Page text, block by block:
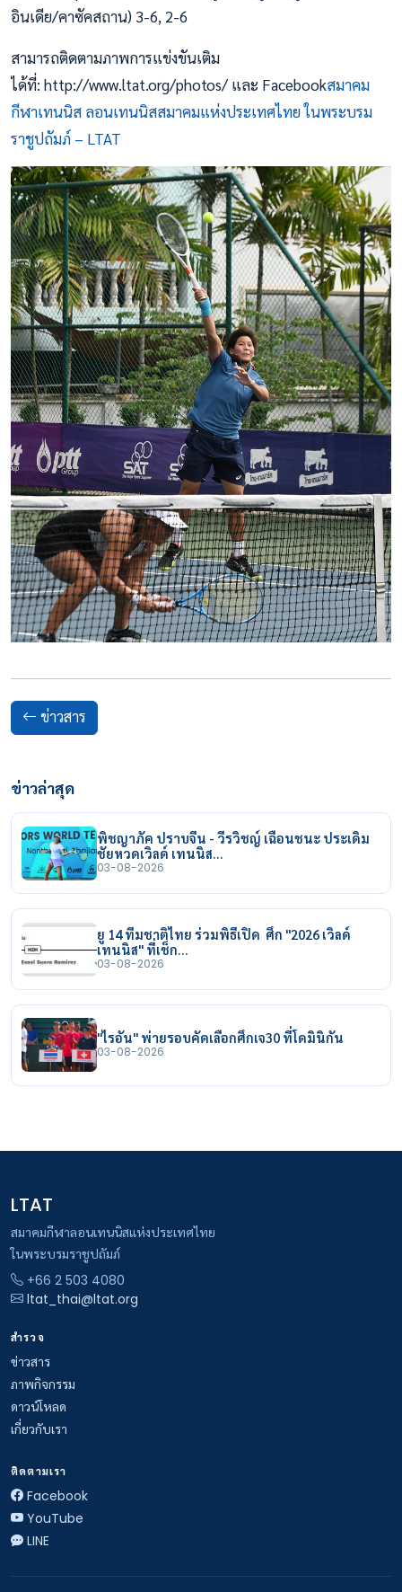
อินเดีย/คาซัคสถาน) 3-6, 2-6
สามารถติดตามภาพการแข่งขันเติม
ได้ที่: http://www.ltat.org/photos/ และ Facebookสมาคม
กีฬาเทนนิส ลอนเทนนิสสมาคมแห่งประเทศไทย ในพระบรม
ราชูปถัมภ์ – LTAT
ข่าวสาร
ข่าวล่าสุด
พิชญาภัค ปราบจีน - วีรวิชญ์ เฉือนชนะ ประเดิม
ชัยหวดเวิลด์ เทนนิส…
03-08-2026
ยู 14 ทีมชาติไทย ร่วมพิธีเปิด ศึก "2026 เวิลด์
เทนนิส" ที่เช็ก…
03-08-2026
"ไรอัน" พ่ายรอบคัดเลือกศึกเจ30 ที่โดมินิกัน
03-08-2026
LTAT
สมาคมกีฬาลอนเทนนิสแห่งประเทศไทย
ในพระบรมราชูปถัมภ์
+66 2 503 4080
ltat_thai@ltat.org
สำรวจ
ข่าวสาร
ภาพกิจกรรม
ดาวน์โหลด
เกี่ยวกับเรา
ติดตามเรา
Facebook
YouTube
LINE